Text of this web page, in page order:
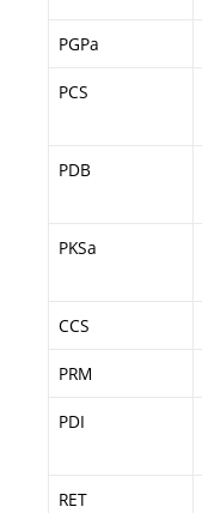
PGPa
PCS
PDB
PKSa
CCS
PRM
PDI
RET